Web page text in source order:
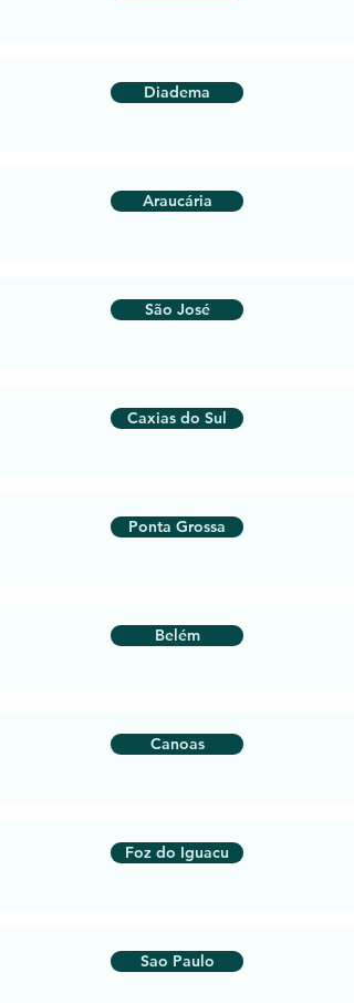
Diadema
Araucária
São José
Caxias do Sul
Ponta Grossa
Belém
Canoas
Foz do Iguacu
Sao Paulo